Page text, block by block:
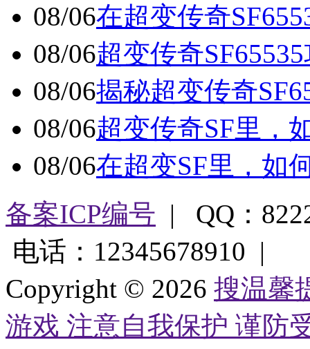
08/06在超变传奇
08/06超变传奇
08/06揭秘超变传奇
08/06超变传奇SF里，
08/06在超变SF里，如
备案ICP编号 | QQ：
电话：12345678910 |
Copyright © 2026 搜温馨
游戏 注意自我保护 谨防